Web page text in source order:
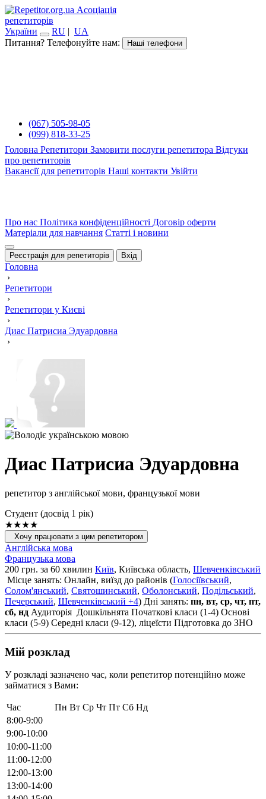
Асоціація
репетиторів
України
RU | UA
Питання? Телефонуйте нам:
Наші телефони
(067) 505-98-05
(099) 818-33-25
Головна Репетитори Замовити послуги репетитора Відгуки
про репетиторів
Вакансії для репетиторів Наші контакти Увійти
Про нас Політика конфіденційності Договір оферти
Матеріали для навчання Статті і новини
Реєстрація для репетиторів Вхід
Головна
›
Репетитори
›
Репетитори у Києві
›
Диас Патрисиа Эдуардовна
›
Диас Патрисиа Эдуардовна
репетитор з англійської мови, французької мови
Cтудент (досвід 1 рік)
★★★★
Хочу працювати з цим репетитором
Англійська мова
Французька мова
200 грн. за 60 хвилин Київ, Київська область, Шевченківський
Місце занять: Онлайн, виїзд до районів (Голосіївський,
Солом'янський, Святошинський, Оболонський, Подільський,
Печерський, Шевченківський +4) Дні занять: пн, вт, ср, чт, пт,
сб, нд Аудиторія Дошкільнята Початкові класи (1-4) Основі
класи (5-9) Середні класи (9-12), ліцеїсти Підготовка до ЗНО
Мій розклад
У розкладі зазначено час, коли репетитор потенційно може
займатися з Вами:
Час Пн Вт Ср Чт Пт Сб Нд
8:00-9:00
9:00-10:00
10:00-11:00
11:00-12:00
12:00-13:00
13:00-14:00